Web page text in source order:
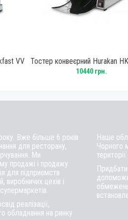
VV
Тостер конвеєрний Hurakan
VV
10440 грн.
Вже більше 6 років
для ресторану,
Ми
продажі і продажу
для підприємств
виробничих цехів і
реалізації,
обладнання на ринку
Наше
Чорного